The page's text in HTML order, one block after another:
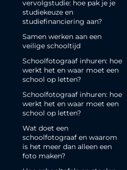
vervolgstudie: hoe pak je je
studiekeuze en
studiefinanciering aan?
Samen werken aan een
veilige schooltijd
Schoolfotograaf inhuren: hoe
werkt het en waar moet een
school op letten?
Schoolfotograaf inhuren: hoe
werkt het en waar moet een
school op letten?
Wat doet een
schoolfotograaf en waarom
is het meer dan alleen een
foto maken?